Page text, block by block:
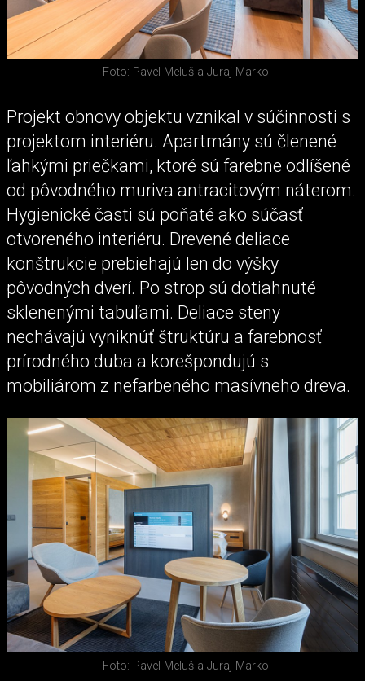
Foto: Pavel Meluš a Juraj Marko
Projekt obnovy objektu vznikal v súčinnosti s
projektom interiéru. Apartmány sú členené
ľahkými priečkami, ktoré sú farebne odlíšené
od pôvodného muriva antracitovým náterom.
Hygienické časti sú poňaté ako súčasť
otvoreného interiéru. Drevené deliace
konštrukcie prebiehajú len do výšky
pôvodných dverí. Po strop sú dotiahnuté
sklenenými tabuľami. Deliace steny
nechávajú vyniknúť štruktúru a farebnosť
prírodného duba a korešpondujú s
mobiliárom z nefarbeného masívneho dreva.
Foto: Pavel Meluš a Juraj Marko